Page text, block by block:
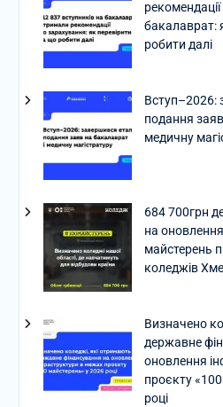
бакалаврат:
робити далі
Вступ–2026:
подання
медичну
684 700грн
на
майстерень
коледжів
Визначено
державне
оновлення
проєкту
році